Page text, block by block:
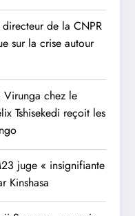
de la CNPR
sur la crise autour
Virunga chez le
Tshisekedi reçoit les
juge « insignifiante
Kinshasa